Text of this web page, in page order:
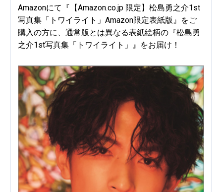
Amazonにて『【Amazon.co.jp 限定】松島勇之介1st
写真集「トワイライト」Amazon限定表紙版』をご
購入の方に、通常版とは異なる表紙絵柄の『松島勇
之介1st写真集「トワイライト」』をお届け！